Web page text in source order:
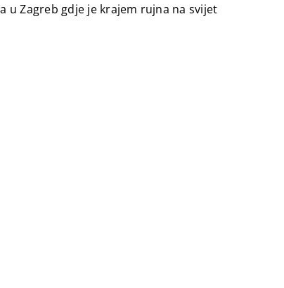
u Zagreb gdje je krajem rujna na svijet